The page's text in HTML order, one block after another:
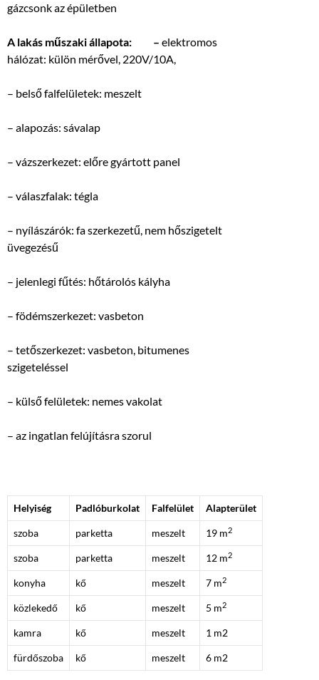
gázcsonk az épületben
A lakás műszaki állapota: – elektromos
hálózat: külön mérővel, 220V/10A,
– belső falfelületek: meszelt
– alapozás: sávalap
– vázszerkezet: előre gyártott panel
– válaszfalak: tégla
– nyílászárók: fa szerkezetű, nem hőszigetelt
üvegezésű
– jelenlegi fűtés: hőtárolós kályha
– födémszerkezet: vasbeton
– tetőszerkezet: vasbeton, bitumenes
szigeteléssel
– külső felületek: nemes vakolat
– az ingatlan felújításra szorul
Helyiség Padlóburkolat Falfelület Alapterület
szoba parketta meszelt 19 m2
szoba parketta meszelt 12 m2
konyha kő meszelt 7 m2
közlekedő kő meszelt 5 m2
kamra kő meszelt 1 m2
fürdőszoba kő meszelt 6 m2